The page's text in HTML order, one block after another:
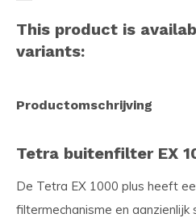
This product is
variants:
Productomschrijving
Tetra buitenfilter EX
De Tetra EX 1000 plus heeft
filtermechanisme en